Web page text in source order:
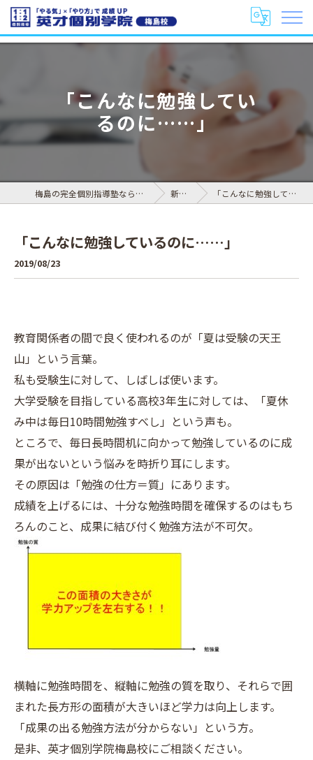
「こんなに勉強してい
るのに……」
梅島の完全個別指導塾なら英才個別学院 梅島校 新着情報 「こんなに勉強しているのに……」
「こんなに勉強しているのに……」
2019/08/23
教育関係者の間で良く使われるのが「夏は受験の天王
山」という言葉。
私も受験生に対して、しばしば使います。
大学受験を目指している高校3年生に対しては、「夏休
み中は毎日10時間勉強すべし」という声も。
ところで、毎日長時間机に向かって勉強しているのに成
果が出ないという悩みを時折り耳にします。
その原因は「勉強の仕方＝質」にあります。
成績を上げるには、十分な勉強時間を確保するのはもち
ろんのこと、成果に結び付く勉強方法が不可欠。
横軸に勉強時間を、縦軸に勉強の質を取り、それらで囲
まれた長方形の面積が大きいほど学力は向上します。
「成果の出る勉強方法が分からない」という方。
是非、英才個別学院梅島校にご相談ください。